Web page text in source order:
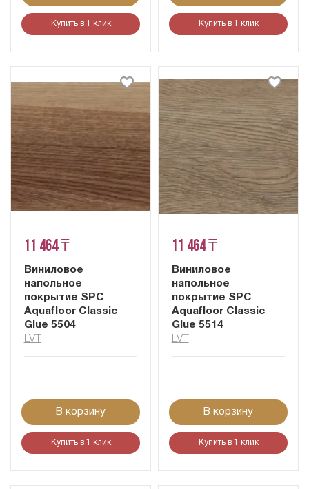
Купить в 1 клик Купить в 1 клик
11 464 ₸
Виниловое
напольное
покрытие SPC
Aquafloor Classic
Glue 5504
LVT
В корзину
Купить в 1 клик
11 464 ₸
Виниловое
напольное
покрытие SPC
Aquafloor Classic
Glue 5514
LVT
В корзину
Купить в 1 клик